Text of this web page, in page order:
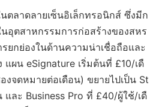
ตลาดลายเซ็นอิเล็กทรอนิกส์ ซึ่งมีก
อุตสาหกรรมการก่อสร้างของสหร
ยกย่องในด้านความน่าเชื่อถือและ
แผน eSignature เริ่มต้นที่ £10/เดื
จดหมายต่อเดือน) ขยายไปเป็น St
ละ Business Pro ที่ £40/ผู้ใช้/เดื